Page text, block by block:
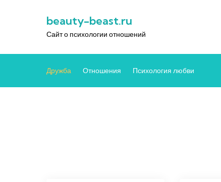
beauty-beast.ru
Сайт о психологии отношений
Дружба Отношения Психология любви